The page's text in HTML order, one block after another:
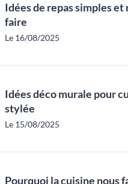
Idées de repas simples et
faire
Le 16/08/2025
Idées déco murale pour
stylée
Le 15/08/2025
Pourquoi la cuisine nous